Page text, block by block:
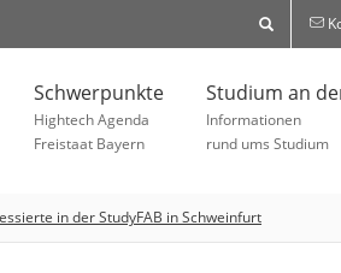
Schwerpunkte
Hightech Agenda
Freistaat Bayern
Studium an
Informationen
rund ums Studium
in der StudyFAB in Schweinfurt